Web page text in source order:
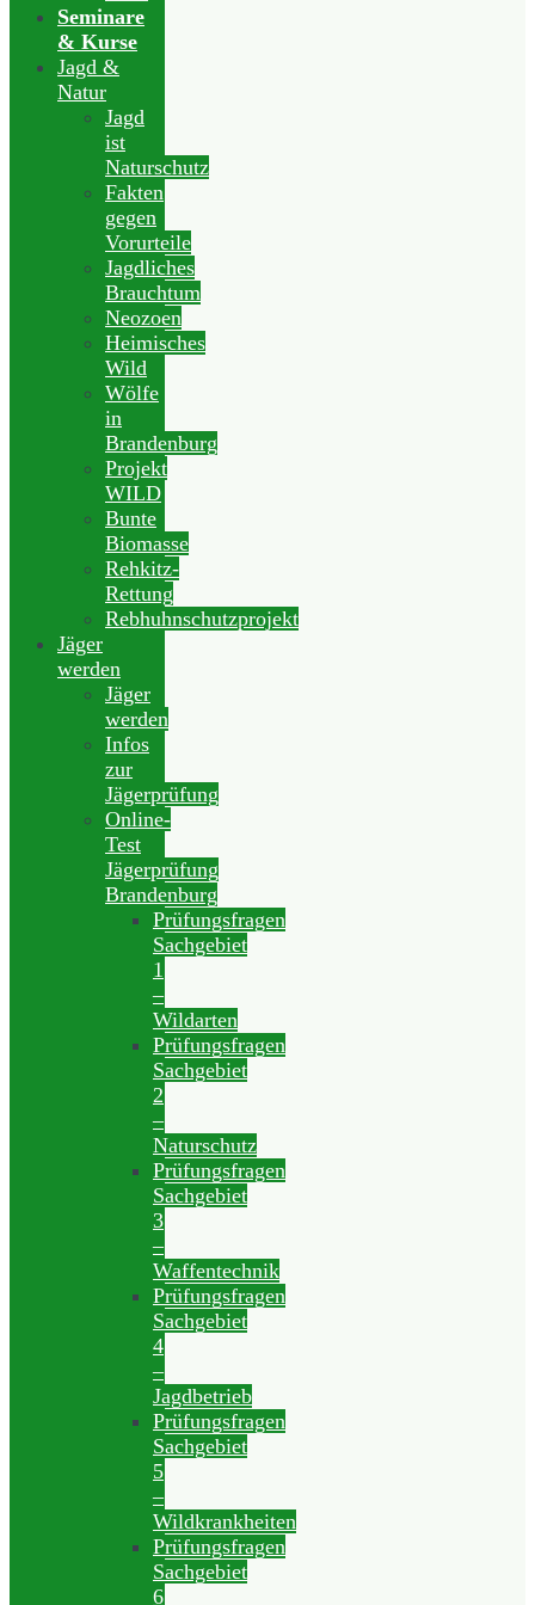
Seminare
& Kurse
Jagd &
Natur
Jagd
ist
Naturschutz
Fakten
gegen
Vorurteile
Jagdliches
Brauchtum
Neozoen
Heimisches
Wild
Wölfe
in
Brandenburg
Projekt
WILD
Bunte
Biomasse
Rehkitz-
Rettung
Rebhuhnschutzprojekt
Jäger
werden
Jäger
werden
Infos
zur
Jägerprüfung
Online-
Test
Jägerprüfung
Brandenburg
Prüfungsfragen
Sachgebiet
1
–
Wildarten
Prüfungsfragen
Sachgebiet
2
–
Naturschutz
Prüfungsfragen
Sachgebiet
3
–
Waffentechnik
Prüfungsfragen
Sachgebiet
4
–
Jagdbetrieb
Prüfungsfragen
Sachgebiet
5
–
Wildkrankheiten
Prüfungsfragen
Sachgebiet
6